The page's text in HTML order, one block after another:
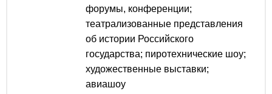
форумы, конференции;
театрализованные представления
об истории Российского
государства; пиротехнические шоу;
художественные выставки;
авиашоу